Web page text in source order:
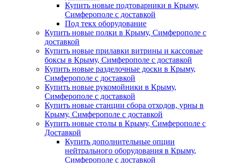
Купить новые подтоварники в Крыму,
Симферополе с доставкой
Под текх оборудование
Купить новые полки в Крыму, Симферополе с
доставкой
Купить новые прилавки витрины и кассовые
боксы в Крыму, Симферополе с доставкой
Купить новые разделочные доски в Крыму,
Симферополе с доставкой
Купить новые рукомойники в Крыму,
Симферополе с доставкой
Купить новые станции сбора отходов, урны в
Крыму, Симферополе с доставкой
Купить новые столы в Крыму, Симферополе с
Доставкой
Купить дополнительные опции
нейтрального оборудования в Крыму,
Симферополе с доставкой